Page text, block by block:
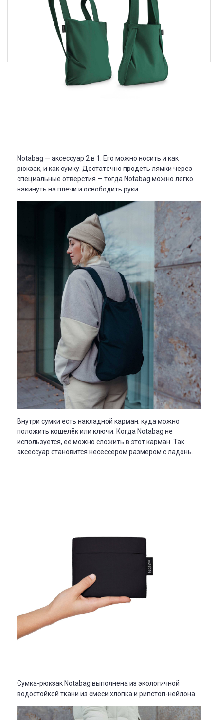
Notabag — аксессуар 2 в 1. Его можно носить и как
рюкзак, и как сумку. Достаточно продеть лямки через
специальные отверстия — тогда Notabag можно легко
накинуть на плечи и освободить руки.
Внутри сумки есть накладной карман, куда можно
положить кошелёк или ключи. Когда Notabag не
используется, её можно сложить в этот карман. Так
аксессуар становится несессером размером с ладонь.
Сумка-рюкзак Notabag выполнена из экологичной
водостойкой ткани из смеси хлопка и рипстоп-нейлона.